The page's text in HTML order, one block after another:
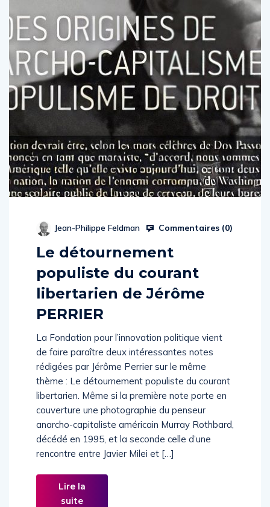
Jean-Philippe Feldman Commentaires (0)
Le détournement
populiste du courant
libertarien de Jérôme
PERRIER
La Fondation pour l’innovation politique vient
de faire paraître deux intéressantes notes
rédigées par Jérôme Perrier sur le même
thème : Le détournement populiste du courant
libertarien. Même si la première note porte en
couverture une photographie du penseur
anarcho-capitaliste américain Murray Rothbard,
décédé en 1995, et la seconde celle d’une
rencontre entre Javier Milei et […]
Lire la
suite